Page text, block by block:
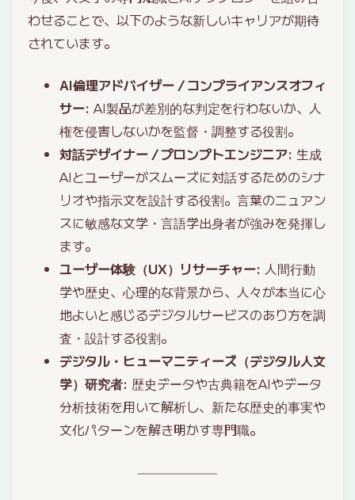
わせることで、以下のような新しいキャリアが期待
されています。
AI倫理アドバイザー / コンプライアンスオフィ
サー: AI製品が差別的な判定を行わないか、人
権を侵害しないかを監督・調整する役割。
対話デザイナー / プロンプトエンジニア: 生成
AIとユーザーがスムーズに対話するためのシナ
リオや指示文を設計する役割。言葉のニュアン
スに敏感な文学・言語学出身者が強みを発揮し
ます。
ユーザー体験（UX）リサーチャー: 人間行動
学や歴史、心理的な背景から、人々が本当に心
地よいと感じるデジタルサービスのあり方を調
査・設計する役割。
デジタル・ヒューマニティーズ（デジタル人文
学）研究者: 歴史データや古典籍をAIやデータ
分析技術を用いて解析し、新たな歴史的事実や
文化パターンを解き明かす専門職。